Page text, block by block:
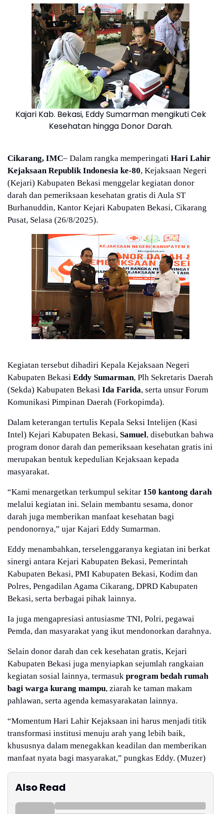
Kajari Kab. Bekasi, Eddy Sumarman mengikuti Cek
Kesehatan hingga Donor Darah.
Cikarang, IMC– Dalam rangka memperingati Hari Lahir
Kejaksaan Republik Indonesia ke-80, Kejaksaan Negeri
(Kejari) Kabupaten Bekasi menggelar kegiatan donor
darah dan pemeriksaan kesehatan gratis di Aula ST
Burhanuddin, Kantor Kejari Kabupaten Bekasi, Cikarang
Pusat, Selasa (26/8/2025).
Kegiatan tersebut dihadiri Kepala Kejaksaan Negeri
Kabupaten Bekasi Eddy Sumarman, Plh Sekretaris Daerah
(Sekda) Kabupaten Bekasi Ida Farida, serta unsur Forum
Komunikasi Pimpinan Daerah (Forkopimda).
Dalam keterangan tertulis Kepala Seksi Intelijen (Kasi
Intel) Kejari Kabupaten Bekasi, Samuel, disebutkan bahwa
program donor darah dan pemeriksaan kesehatan gratis ini
merupakan bentuk kepedulian Kejaksaan kepada
masyarakat.
“Kami menargetkan terkumpul sekitar 150 kantong darah
melalui kegiatan ini. Selain membantu sesama, donor
darah juga memberikan manfaat kesehatan bagi
pendonornya,” ujar Kajari Eddy Sumarman.
Eddy menambahkan, terselenggaranya kegiatan ini berkat
sinergi antara Kejari Kabupaten Bekasi, Pemerintah
Kabupaten Bekasi, PMI Kabupaten Bekasi, Kodim dan
Polres, Pengadilan Agama Cikarang, DPRD Kabupaten
Bekasi, serta berbagai pihak lainnya.
Ia juga mengapresiasi antusiasme TNI, Polri, pegawai
Pemda, dan masyarakat yang ikut mendonorkan darahnya.
Selain donor darah dan cek kesehatan gratis, Kejari
Kabupaten Bekasi juga menyiapkan sejumlah rangkaian
kegiatan sosial lainnya, termasuk program bedah rumah
bagi warga kurang mampu, ziarah ke taman makam
pahlawan, serta agenda kemasyarakatan lainnya.
“Momentum Hari Lahir Kejaksaan ini harus menjadi titik
transformasi institusi menuju arah yang lebih baik,
khususnya dalam menegakkan keadilan dan memberikan
manfaat nyata bagi masyarakat,” pungkas Eddy. (Muzer)
Also Read